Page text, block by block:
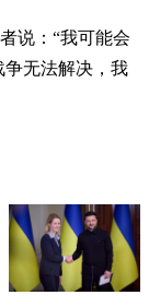
说：“我可能会
争无法解决，我